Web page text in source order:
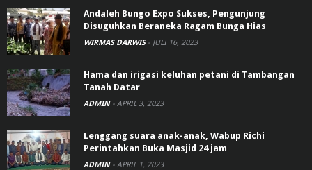
Andaleh Bungo Expo Sukses, Pengunjung
Disuguhkan Beraneka Ragam Bunga Hias
WIRMAS DARWIS - JULI 16, 2023
Hama dan irigasi keluhan petani di Tambangan
Tanah Datar
ADMIN - APRIL 3, 2023
Lenggang suara anak-anak, Wabup Richi
Perintahkan Buka Masjid 24 jam
ADMIN - APRIL 1, 2023